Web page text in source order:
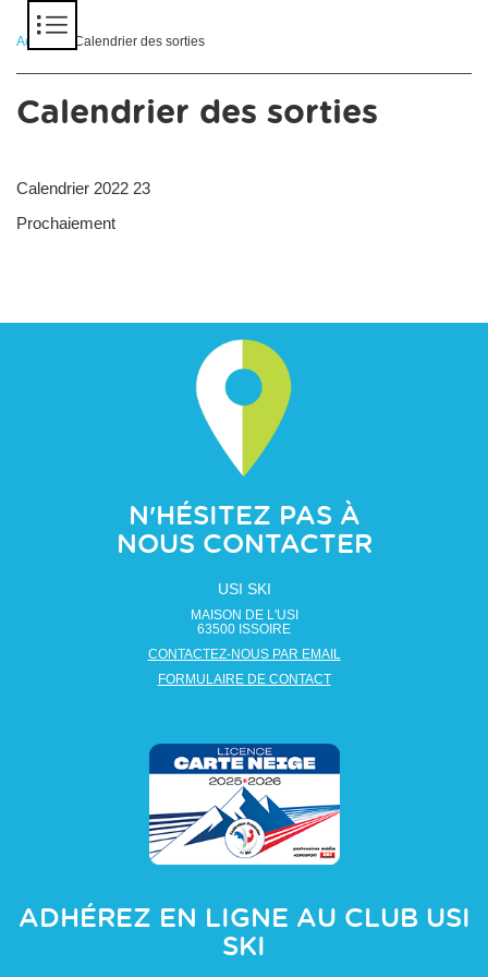
Accueil > Calendrier des sorties
Calendrier des sorties
Calendrier 2022 23
Prochaiement
N'HÉSITEZ PAS À
NOUS CONTACTER
USI SKI
MAISON DE L'USI
63500 ISSOIRE
CONTACTEZ-NOUS PAR EMAIL
FORMULAIRE DE CONTACT
ADHÉREZ EN LIGNE AU CLUB USI
SKI